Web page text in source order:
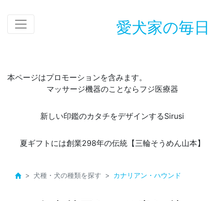
愛犬家の毎日
本ページはプロモーションを含みます。
マッサージ機器のことならフジ医療器
新しい印鑑のカタチをデザインするSirusi
夏ギフトには創業298年の伝統【三輪そうめん山本】
犬種・犬の種類を探す カナリアン・ハウンド